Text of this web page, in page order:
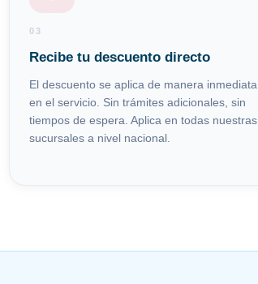
03
Recibe tu descuento directo
El descuento se aplica de manera inmediata
en el servicio. Sin trámites adicionales, sin
tiempos de espera. Aplica en todas nuestras
sucursales a nivel nacional.